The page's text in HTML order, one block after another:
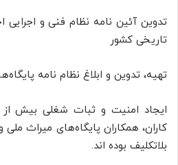
تدوین آئین نامه نظام فنی و
تاریخی کشور
تهیه، تدوین و ابلاغ نظام نامه
بلاتکلیف بوده اند.